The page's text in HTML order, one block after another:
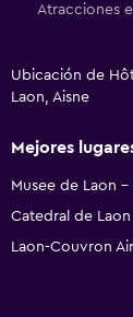
Atracciones
Ubicación de
Laon, Aisne
Mejores
Musee de Laon
Catedral de Laon
Laon-Couvron